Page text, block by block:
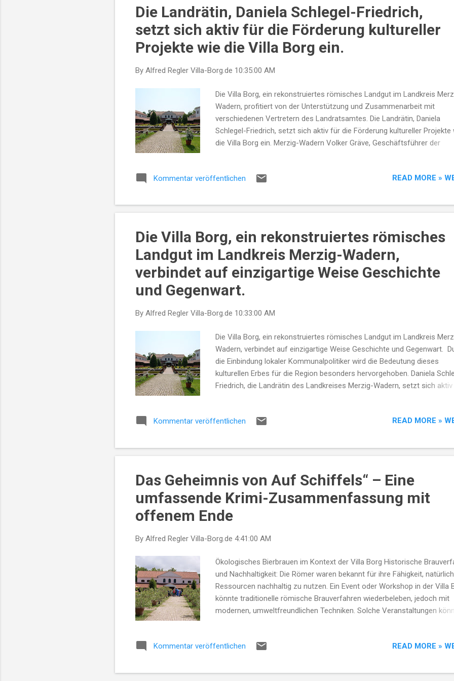
Die Landrätin, Daniela Schlegel-Friedrich,
setzt sich aktiv für die Förderung kultureller
Projekte wie die Villa Borg ein.
By Alfred Regler Villa-Borg.de 10:35:00 AM
Die Villa Borg, ein rekonstruiertes römisches Landgut im Landkreis
Wadern, profitiert von der Unterstützung und Zusammenarbeit mit
verschiedenen Vertretern des Landratsamtes. Die Landrätin, Daniela
Schlegel-Friedrich, setzt sich aktiv für die Förderung kultureller Projekte
die Villa Borg ein. Merzig-Wadern Volker Gräve, Geschäftsführer der
eine entscheidende Rolle bei der Unterstützung und Entwicklung
Dezernats 2, ist verantwortlich für Bereiche wie die Untere Bauaufsicht
den Gutachterausschuss, die für bauliche Maßnahmen und
Verwaltungsdirektorin und Leiterin des Dezernats 3, betreut unter
das Kreisjugendamt und das Gesundheitsamt, die für soziale und
Kommentar veröffentlichen READ MORE »
Die Villa Borg, ein rekonstruiertes römisches
Landgut im Landkreis Merzig-Wadern,
verbindet auf einzigartige Weise Geschichte
und Gegenwart.
By Alfred Regler Villa-Borg.de 10:33:00 AM
Die Villa Borg, ein rekonstruiertes römisches Landgut im Landkreis
Wadern, verbindet auf einzigartige Weise Geschichte und Gegenwart.
die Einbindung lokaler Kommunalpolitiker wird die Bedeutung dieses
kulturellen Erbes für die Region besonders hervorgehoben. Daniela
Friedrich, die Landrätin des Landkreises Merzig-Wadern, setzt sich aktiv
gleichzeitig nachhaltigen Tourismus fördern. Merzig-Wadern Ein
Region. Durch seine Arbeit im Kreistag trägt er dazu bei, dass
wie die Villa Borg die notwendige Unterstützung erhalten, um
bereitzustellen. Wikipedia Die Zusammenarbeit zwischen der Villa Borg
den politischen Vertretern des Landkre...
Kommentar veröffentlichen READ MORE »
Das Geheimnis von Auf Schiffels“ – Eine
umfassende Krimi-Zusammenfassung mit
offenem Ende
By Alfred Regler Villa-Borg.de 4:41:00 AM
Ökologisches Bierbrauen im Kontext der Villa Borg Historische
und Nachhaltigkeit: Die Römer waren bekannt für ihre Fähigkeit,
Ressourcen nachhaltig zu nutzen. Ein Event oder Workshop in der Villa
könnte traditionelle römische Brauverfahren wiederbeleben, jedoch mit
modernen, umweltfreundlichen Techniken. Solche Veranstaltungen
Bitburger Brauerei ist geografisch nahe zur Villa Borg und könnte
könnte eine Mischung aus regionalen Zutaten und ökologischen
Kommentar veröffentlichen READ MORE »